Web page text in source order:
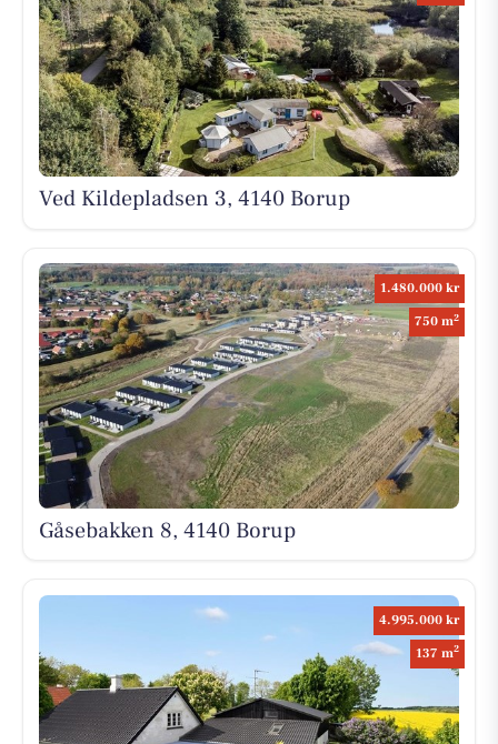
Ved Kildepladsen 3, 4140 Borup
1.480.000 kr
750 m2
Gåsebakken 8, 4140 Borup
4.995.000 kr
137 m2